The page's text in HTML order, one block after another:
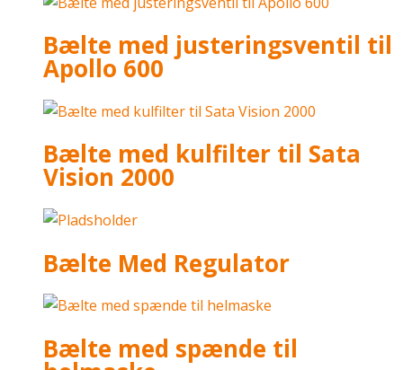
Bælte med justeringsventil til
Apollo 600
Bælte med kulfilter til Sata
Vision 2000
Bælte Med Regulator
Bælte med spænde til